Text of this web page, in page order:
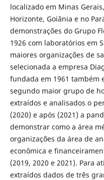
localizado em Minas
Horizonte, Goiânia e no
demonstrações do Grupo
1926 com laboratórios em
maiores organizações de
selecionada a empresa
fundada em 1961 também
segundo maior grupo de
extraídos e analisados o
(2020) e após (2021) a
demonstrar como a área
organizações da área de
econômica e
(2019, 2020 e 2021). Para
extraídos dados de três